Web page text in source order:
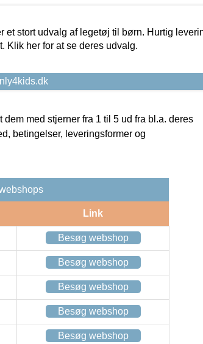
et stort udvalg af legetøj til børn. Hurtig
Klik her for at se deres udvalg.
med stjerner fra 1 til 5 ud fra bl.a. deres
betingelser, leveringsformer og
Link
Besøg webshop
Besøg webshop
Besøg webshop
Besøg webshop
Besøg webshop